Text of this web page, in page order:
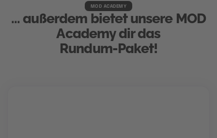
MOD ACADEMY
... außerdem bietet unsere MOD
Academy dir das
Rundum-Paket!